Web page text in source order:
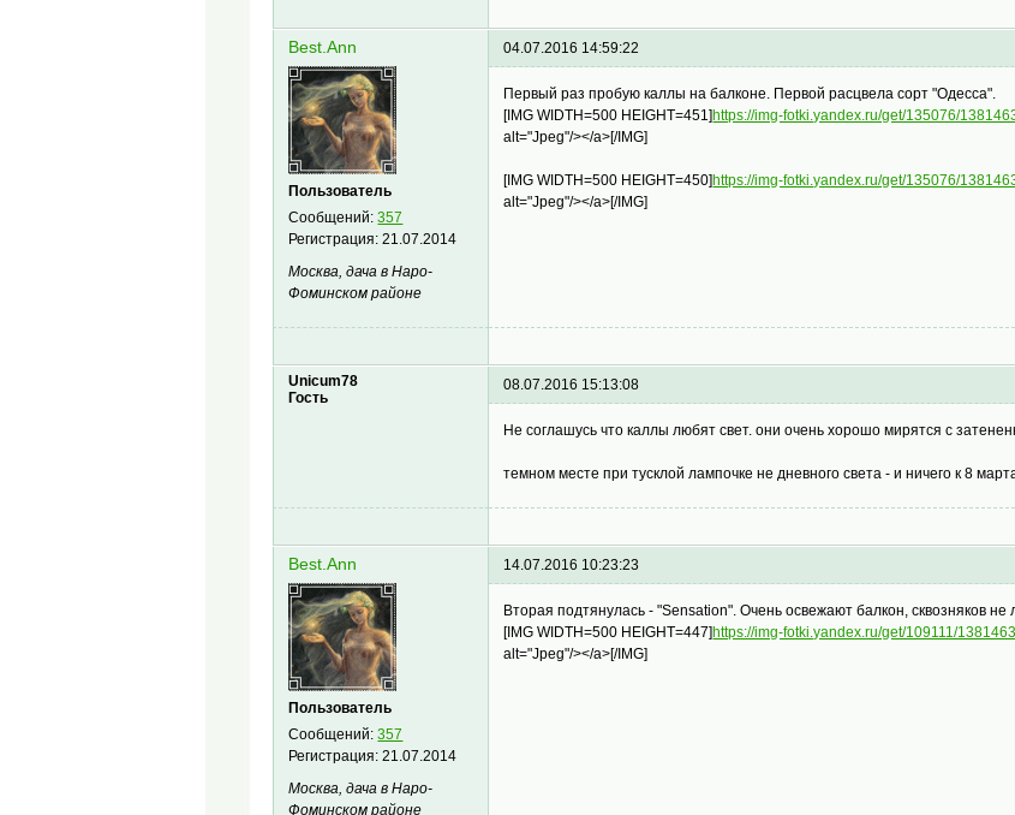
Best.Ann
Пользователь
Сообщений:357
Регистрация:21.07.2014
Москва, дача в Наро-
Фоминском районе
04.07.2016 14:59:22
Первый раз пробую каллы на балконе. Первой расцвела сорт "Одесса".
[IMG WIDTH=500 HEIGHT=451]https://img-fotki.yandex.ru/get/135076/
alt="Jpeg"/></a>[/IMG]
[IMG WIDTH=500 HEIGHT=450]https://img-fotki.yandex.ru/get/135076/
alt="Jpeg"/></a>[/IMG]
Unicum78
Гость
08.07.2016 15:13:08
Не соглашусь что каллы любят свет. они очень хорошо мирятся с
темном месте при тусклой лампочке не дневного света - и ничего к 8
Best.Ann
Пользователь
Сообщений:357
Регистрация:21.07.2014
Москва, дача в Наро-
Фоминском районе
14.07.2016 10:23:23
Вторая подтянулась - "Sensation". Очень освежают балкон, сквозняков не
[IMG WIDTH=500 HEIGHT=447]https://img-fotki.yandex.ru/get/109111/
alt="Jpeg"/></a>[/IMG]